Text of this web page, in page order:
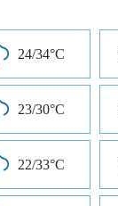
24/34°C
23/30°C
22/33°C